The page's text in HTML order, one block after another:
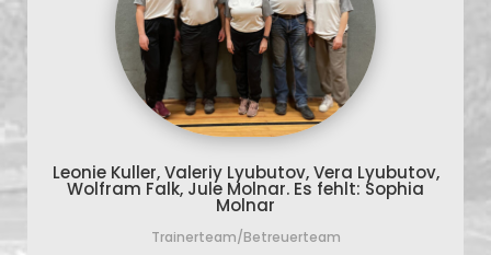
Leonie Kuller, Valeriy Lyubutov, Vera Lyubutov,
Wolfram Falk, Jule Molnar. Es fehlt: Sophia
Molnar
Trainerteam/Betreuerteam